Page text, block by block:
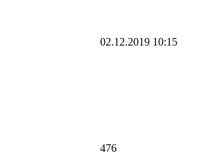
02.12.2019 10:15
476